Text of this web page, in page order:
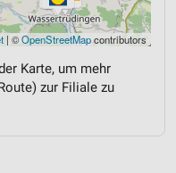
| ©OpenStreetMapcontributors
Karte, um mehr
zur Filiale zu